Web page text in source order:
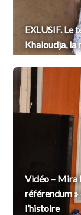
EXLUSIF. Le
Khaloudja, la
Vidéo – Mira
référendum
l’histoire